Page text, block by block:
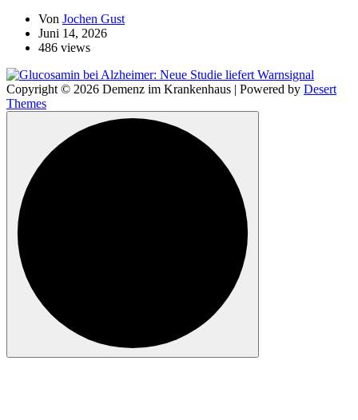
Von Jochen Gust
Juni 14, 2026
486 views
Copyright © 2026 Demenz im Krankenhaus | Powered by Desert
Themes